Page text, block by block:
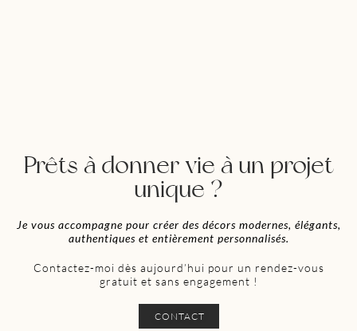
Prêts à donner vie à un projet
unique ?
Je vous accompagne pour créer des décors modernes, élégants,
authentiques et entièrement personnalisés.
Contactez-moi dès aujourd’hui pour un rendez-vous
gratuit et sans engagement !
CONTACT